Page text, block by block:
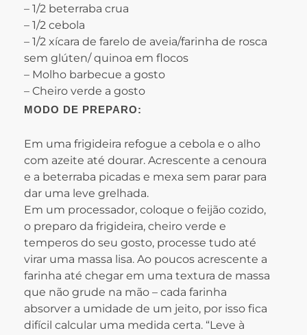
– 1/2 beterraba crua
– 1/2 cebola
– 1/2 xícara de farelo de aveia/farinha de rosca
sem glúten/ quinoa em flocos
– Molho barbecue a gosto
– Cheiro verde a gosto
MODO DE PREPARO:
Em uma frigideira refogue a cebola e o alho
com azeite até dourar. Acrescente a cenoura
e a beterraba picadas e mexa sem parar para
dar uma leve grelhada.
Em um processador, coloque o feijão cozido,
o preparo da frigideira, cheiro verde e
temperos do seu gosto, processe tudo até
virar uma massa lisa. Ao poucos acrescente a
farinha até chegar em uma textura de massa
que não grude na mão – cada farinha
absorver a umidade de um jeito, por isso fica
difícil calcular uma medida certa. “Leve à